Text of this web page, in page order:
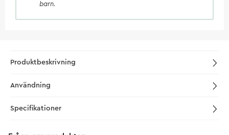
barn.
Produktbeskrivning
Användning
Specifikationer